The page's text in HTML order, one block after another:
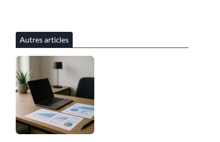
Autres articles